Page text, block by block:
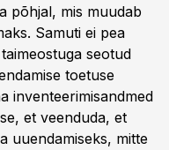
põhjal, mis muudab
Samuti ei pea
seotud
toetuse
inventeerimisandmed
et veenduda, et
uuendamiseks, mitte